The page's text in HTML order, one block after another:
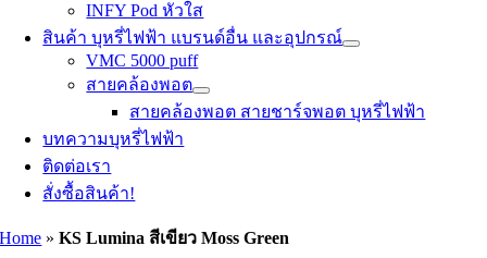
INFY Pod หัวใส
สินค้า บุหรี่ไฟฟ้า แบรนด์อื่น และอุปกรณ์
VMC 5000 puff
สายคล้องพอต
สายคล้องพอต สายชาร์จพอต บุหรี่ไฟฟ้า
บทความบุหรี่ไฟฟ้า
ติดต่อเรา
สั่งซื้อสินค้า!
Home »KS Lumina สีเขียว Moss Green